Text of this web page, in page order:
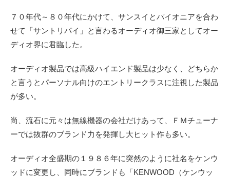
７０年代～８０年代にかけて、サンスイとパイオニアを合わ
せて「サントリパイ」と言わるオーディオ御三家としてオー
ディオ界に君臨した。
オーディオ製品では高級ハイエンド製品は少なく、どちらか
と言うとパーソナル向けのエントリークラスに注視した製品
が多い。
尚、流石に元々は無線機器の会社だけあって、ＦＭチューナ
ーでは抜群のブランド力を発揮し大ヒット作も多い。
オーディオ全盛期の１９８６年に突然のように社名をケンウ
ッドに変更し、同時にブランドも「KENWOOD（ケンウッ